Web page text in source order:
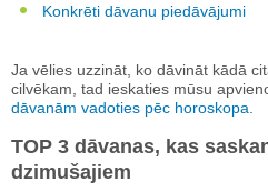
Konkrēti dāvanu piedāvājumi
Ja vēlies uzzināt, ko dāvināt kādā
cilvēkam, tad ieskaties mūsu
dāvanām vadoties pēc horoskopa
TOP 3 dāvanas, kas
dzimušajiem